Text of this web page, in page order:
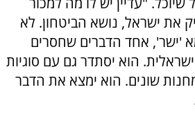
את ישראל, נושא הביטחון. לא
'ישר', אחד הדברים שחסרים
הוא יסתדר גם עם סוגיות
שונים. הוא ימצא את הדבר